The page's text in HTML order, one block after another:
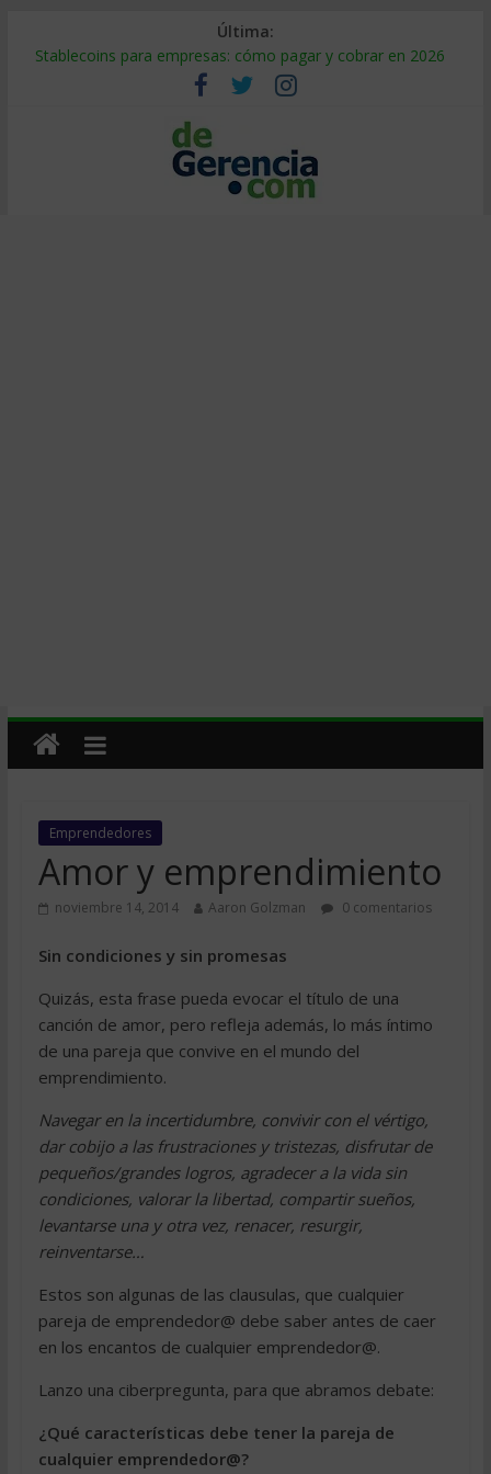
Última:
Stablecoins para empresas: cómo pagar y cobrar en 2026
Despido silencioso: qué es y por qué sale tan caro
IA en selección de personal: cómo auditarla a tiempo
Trabajo forzoso en la cadena de suministro: qué hacer
Mercado hispano de EE. UU.: cómo segmentarlo y venderle
Emprendedores
Amor y emprendimiento
noviembre 14, 2014 Aaron Golzman 0 comentarios
Sin condiciones y sin promesas
Quizás, esta frase pueda evocar el título de una
canción de amor, pero refleja además, lo más íntimo
de una pareja que convive en el mundo del
emprendimiento.
Navegar en la incertidumbre, convivir con el vértigo,
dar cobijo a las frustraciones y tristezas, disfrutar de
pequeños/grandes logros, agradecer a la vida sin
condiciones, valorar la libertad, compartir sueños,
levantarse una y otra vez, renacer, resurgir,
reinventarse…
Estos son algunas de las clausulas, que cualquier
pareja de emprendedor@ debe saber antes de caer
en los encantos de cualquier emprendedor@.
Lanzo una ciberpregunta, para que abramos debate:
¿Qué características debe tener la pareja de
cualquier emprendedor@?